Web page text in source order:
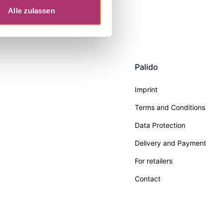
Alle zulassen
Palido
Imprint
Terms and Conditions
Data Protection
Delivery and Payment
For retailers
Contact